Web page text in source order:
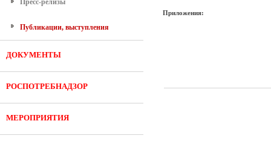
Пресс-релизы
Публикации, выступления
ДОКУМЕНТЫ
РОСПОТРЕБНАДЗОР
МЕРОПРИЯТИЯ
Приложения: